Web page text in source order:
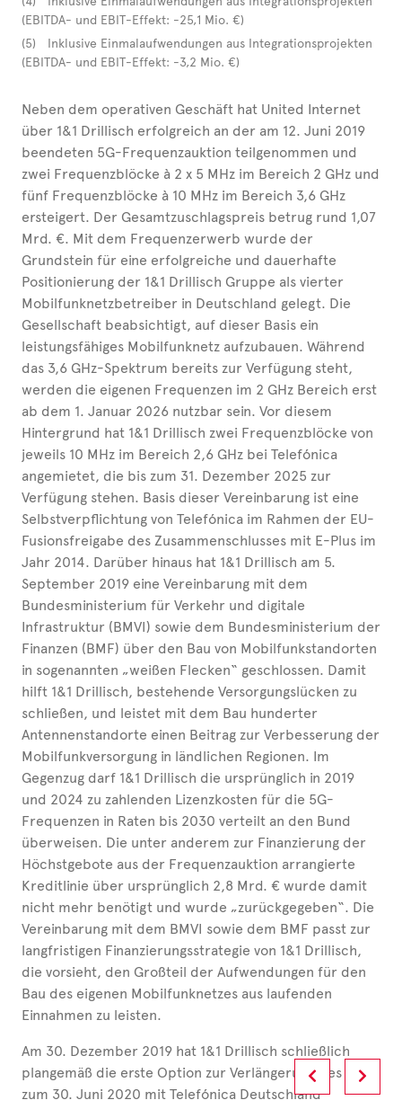
(EBITDA- und EBIT-Effekt: -25,1 Mio. €)
(5) Inklusive Einmalaufwendungen aus Integrationsprojekten
(EBITDA- und EBIT-Effekt: -3,2 Mio. €)
Neben dem operativen Geschäft hat United Internet
über 1&1 Drillisch erfolgreich an der am 12. Juni 2019
beendeten 5G-Frequenzauktion teilgenommen und
zwei Frequenzblöcke à 2 x 5 MHz im Bereich 2 GHz und
fünf Frequenzblöcke à 10 MHz im Bereich 3,6 GHz
ersteigert. Der Gesamtzuschlagspreis betrug rund 1,07
Mrd. €. Mit dem Frequenzerwerb wurde der
Grundstein für eine erfolgreiche und dauerhafte
Positionierung der 1&1 Drillisch Gruppe als vierter
Mobilfunknetzbetreiber in Deutschland gelegt. Die
Gesellschaft beabsichtigt, auf dieser Basis ein
leistungsfähiges Mobilfunknetz aufzubauen. Während
das 3,6 GHz-Spektrum bereits zur Verfügung steht,
werden die eigenen Frequenzen im 2 GHz Bereich erst
ab dem 1. Januar 2026 nutzbar sein. Vor diesem
Hintergrund hat 1&1 Drillisch zwei Frequenzblöcke von
jeweils 10 MHz im Bereich 2,6 GHz bei Telefónica
angemietet, die bis zum 31. Dezember 2025 zur
Verfügung stehen. Basis dieser Vereinbarung ist eine
Selbstverpflichtung von Telefónica im Rahmen der EU-
Fusionsfreigabe des Zusammenschlusses mit E-Plus im
Jahr 2014. Darüber hinaus hat 1&1 Drillisch am 5.
September 2019 eine Vereinbarung mit dem
Bundesministerium für Verkehr und digitale
Infrastruktur (BMVI) sowie dem Bundesministerium der
Finanzen (BMF) über den Bau von Mobilfunkstandorten
in sogenannten „weißen Flecken“ geschlossen. Damit
hilft 1&1 Drillisch, bestehende Versorgungslücken zu
schließen, und leistet mit dem Bau hunderter
Antennenstandorte einen Beitrag zur Verbesserung der
Mobilfunkversorgung in ländlichen Regionen. Im
Gegenzug darf 1&1 Drillisch die ursprünglich in 2019
und 2024 zu zahlenden Lizenzkosten für die 5G-
Frequenzen in Raten bis 2030 verteilt an den Bund
überweisen. Die unter anderem zur Finanzierung der
Höchstgebote aus der Frequenzauktion arrangierte
Kreditlinie über ursprünglich 2,8 Mrd. € wurde damit
nicht mehr benötigt und wurde „zurückgegeben“. Die
Vereinbarung mit dem BMVI sowie dem BMF passt zur
langfristigen Finanzierungsstrategie von 1&1 Drillisch,
die vorsieht, den Großteil der Aufwendungen für den
Bau des eigenen Mobilfunknetzes aus laufenden
Einnahmen zu leisten.
Am 30. Dezember 2019 hat 1&1 Drillisch schließlich
plangemäß die erste Option zur Verlängerung des bis
zum 30. Juni 2020 mit Telefónica Deutschland